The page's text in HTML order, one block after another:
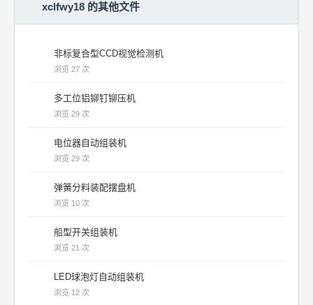
xclfwy18 的其他文件
非标复合型CCD视觉检测机
浏览 27 次
多工位铝铆钉铆压机
浏览 29 次
电位器自动组装机
浏览 29 次
弹簧分料装配摆盘机
浏览 10 次
船型开关组装机
浏览 21 次
LED球泡灯自动组装机
浏览 12 次